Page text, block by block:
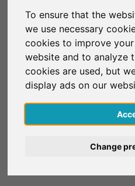
To ensure that the
we use necessary
cookies to improve
website and to analyze
cookies are used, but
display ads on our
Change
Continuer
E-mail*
Mot de passe*
FAQ